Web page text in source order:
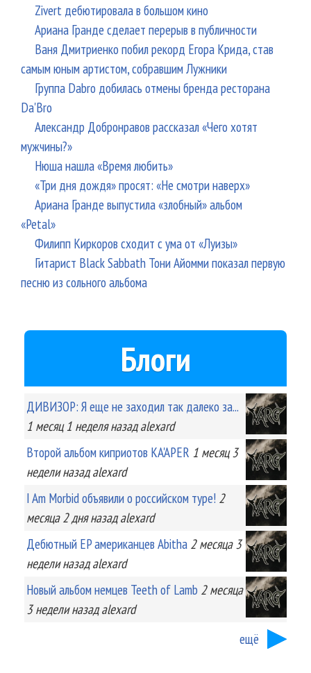
Zivert дебютировала в большом кино
Ариана Гранде сделает перерыв в публичности
Ваня Дмитриенко побил рекорд Егора Крида, став
самым юным артистом, собравшим Лужники
Группа Dabro добилась отмены бренда ресторана
Da'Bro
Александр Добронравов рассказал «Чего хотят
мужчины?»
Нюша нашла «Время любить»
«Три дня дождя» просят: «Не смотри наверх»
Ариана Гранде выпустила «злобный» альбом
«Petal»
Филипп Киркоров сходит с ума от «Луизы»
Гитарист Black Sabbath Тони Айомми показал первую
песню из сольного альбома
Блоги
ДИВИЗОР: Я еще не заходил так далеко за...
1 месяц 1 неделяназад alexard
Второй альбом киприотов KA'APER 1 месяц 3
неделиназад alexard
I Am Morbid объявили о российском туре! 2
месяца 2 дняназад alexard
Дебютный EP американцев Abitha 2 месяца 3
неделиназад alexard
Новый альбом немцев Teeth of Lamb 2 месяца
3 неделиназад alexard
ещё